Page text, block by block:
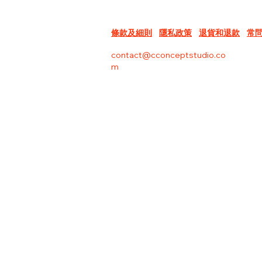
條款及細則 隱私政策 退貨和退款 常
contact@cconceptstudio.co
m